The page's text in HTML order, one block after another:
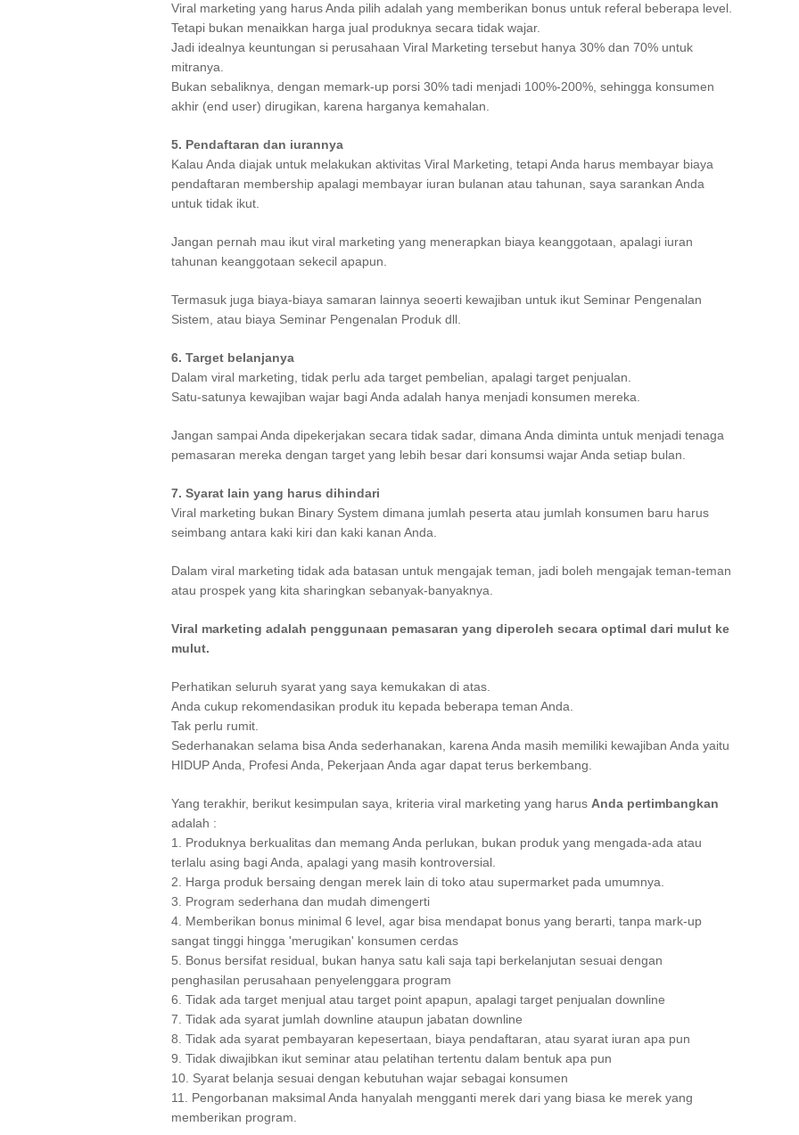
Viral marketing yang harus Anda pilih adalah yang memberikan bonus untuk referal beberapa level.
Tetapi bukan menaikkan harga jual produknya secara tidak wajar.
Jadi idealnya keuntungan si perusahaan Viral Marketing tersebut hanya 30% dan 70% untuk
mitranya.
Bukan sebaliknya, dengan memark-up porsi 30% tadi menjadi 100%-200%, sehingga konsumen
akhir (end user) dirugikan, karena harganya kemahalan.
5. Pendaftaran dan iurannya
Kalau Anda diajak untuk melakukan aktivitas Viral Marketing, tetapi Anda harus membayar biaya
pendaftaran membership apalagi membayar iuran bulanan atau tahunan, saya sarankan Anda
untuk tidak ikut.
Jangan pernah mau ikut viral marketing yang menerapkan biaya keanggotaan, apalagi iuran
tahunan keanggotaan sekecil apapun.
Termasuk juga biaya-biaya samaran lainnya seoerti kewajiban untuk ikut Seminar Pengenalan
Sistem, atau biaya Seminar Pengenalan Produk dll.
6. Target belanjanya
Dalam viral marketing, tidak perlu ada target pembelian, apalagi target penjualan.
Satu-satunya kewajiban wajar bagi Anda adalah hanya menjadi konsumen mereka.
Jangan sampai Anda dipekerjakan secara tidak sadar, dimana Anda diminta untuk menjadi tenaga
pemasaran mereka dengan target yang lebih besar dari konsumsi wajar Anda setiap bulan.
7. Syarat lain yang harus dihindari
Viral marketing bukan Binary System dimana jumlah peserta atau jumlah konsumen baru harus
seimbang antara kaki kiri dan kaki kanan Anda.
Dalam viral marketing tidak ada batasan untuk mengajak teman, jadi boleh mengajak teman-teman
atau prospek yang kita sharingkan sebanyak-banyaknya.
Viral marketing adalah penggunaan pemasaran yang diperoleh secara optimal dari mulut ke
mulut.
Perhatikan seluruh syarat yang saya kemukakan di atas.
Anda cukup rekomendasikan produk itu kepada beberapa teman Anda.
Tak perlu rumit.
Sederhanakan selama bisa Anda sederhanakan, karena Anda masih memiliki kewajiban Anda yaitu
HIDUP Anda, Profesi Anda, Pekerjaan Anda agar dapat terus berkembang.
Yang terakhir, berikut kesimpulan saya, kriteria viral marketing yang harus Anda pertimbangkan
adalah :
1. Produknya berkualitas dan memang Anda perlukan, bukan produk yang mengada-ada atau
terlalu asing bagi Anda, apalagi yang masih kontroversial.
2. Harga produk bersaing dengan merek lain di toko atau supermarket pada umumnya.
3. Program sederhana dan mudah dimengerti
4. Memberikan bonus minimal 6 level, agar bisa mendapat bonus yang berarti, tanpa mark-up
sangat tinggi hingga 'merugikan' konsumen cerdas
5. Bonus bersifat residual, bukan hanya satu kali saja tapi berkelanjutan sesuai dengan
penghasilan perusahaan penyelenggara program
6. Tidak ada target menjual atau target point apapun, apalagi target penjualan downline
7. Tidak ada syarat jumlah downline ataupun jabatan downline
8. Tidak ada syarat pembayaran kepesertaan, biaya pendaftaran, atau syarat iuran apa pun
9. Tidak diwajibkan ikut seminar atau pelatihan tertentu dalam bentuk apa pun
10. Syarat belanja sesuai dengan kebutuhan wajar sebagai konsumen
11. Pengorbanan maksimal Anda hanyalah mengganti merek dari yang biasa ke merek yang
memberikan program.